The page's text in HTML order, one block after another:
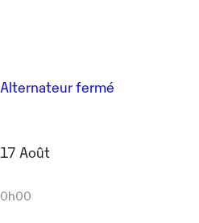
Alternateur fermé
17 Août
0h00